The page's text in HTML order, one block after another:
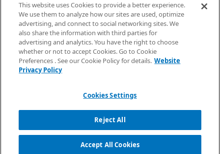
個人情報保護方針
個人情報の取り扱いについて
ウェブサイトプライバシーポリシー
コピーライト・免責事項
This website uses Cookies to provide a better experience.
We use them to analyze how our sites are used, optimize
advertising, and connect to social networking sites. We
also share the information with third parties for
advertising and analytics. You have the right to choose
whether or not to accept Cookies. Go to Cookie
Preferences . See our Cookie Policy for details. Website
Privacy Policy
Cookies Settings
Reject All
Accept All Cookies